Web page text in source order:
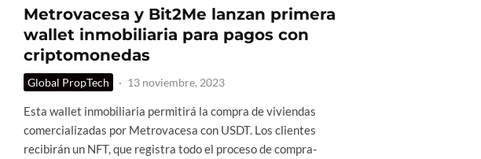
Metrovacesa y Bit2Me lanzan primera
wallet inmobiliaria para pagos con
criptomonedas
Global PropTech · 13 noviembre, 2023
Esta wallet inmobiliaria permitirá la compra de viviendas
comercializadas por Metrovacesa con USDT. Los clientes
recibirán un NFT, que registra todo el proceso de compra-